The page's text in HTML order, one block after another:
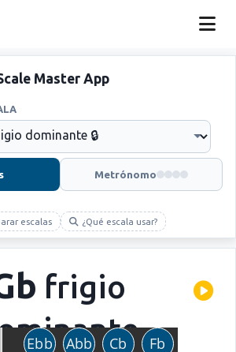
Master App
Metrónomo
escalas ¿Qué escala usar?
frigio